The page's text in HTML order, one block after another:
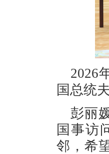
2026
国总统
彭丽
国事访
邻，希